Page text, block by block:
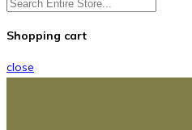
Shopping cart
close